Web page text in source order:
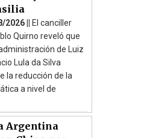
2026 ||
El canciller
Quirno reveló que
de Luiz
Lula da Silva
la reducción de la
a nivel de
Argentina